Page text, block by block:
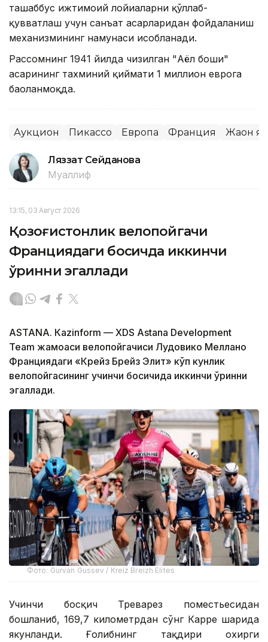
ташаббус ижтимоий лойиҳаларни қўллаб-
қувватлаш учун санъат асарларидан фойдаланиш
механизмининг намунаси ҳисобланади.
Рассомнинг 1941 йилда чизилган "Аёл боши"
асарининг тахминий қиймати 1 миллион еврога
баҳоланмоқда.
Аукцион Пикассо Европа Франция Жаҳон
Ляззат Сейданова
Муаллиф
13:15, 03 Август 2026
Қозоғистонлик велопойгачи
Франциядаги босқичда иккинчи
ўринни эгаллади
ASTANА. Кazinform — XDS Astana Development
Team жамоаси велопойгачиси Лудовико Меллано
Франциядаги «Крейз Брейз Элит» кўп кунлик
велопойгасининг учинчи босқичида иккинчи ўринни
эгаллади.
Фото: Gurvan Gussev / Kreiz Breizh Elites
Учинчи босқич Треварез поместьесидан
бошланиб, 169,7 километрдан сўнг Карре шаҳрида
якунланди. Ғолибнинг тақдири охирги